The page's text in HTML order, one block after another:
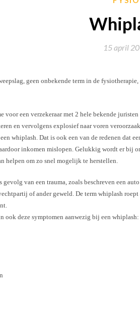
15 april
geen onbekende term in de
voor een verzekeraar met 2 hele bekende
en vervolgens explosief naar voren
whiplash. Dat is ook een van de redenen dat
inkomen mislopen. Gelukkig wordt er bij
helpen om zo snel mogelijk te herstellen.
van een trauma, zoals beschreven een
of ander geweld. De term whiplash
ook deze symptomen aanwezig bij een whiplash: